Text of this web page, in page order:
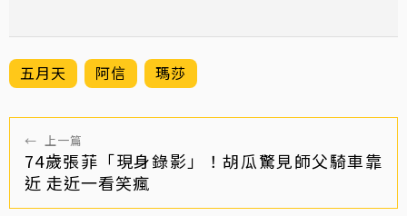
五月天 阿信 瑪莎
← 上一篇
74歲張菲「現身錄影」！胡瓜驚見師父騎車靠
近 走近一看笑瘋